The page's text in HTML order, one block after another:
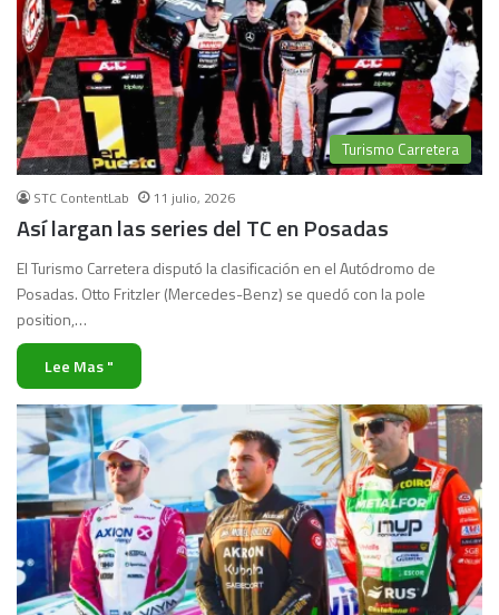
Turismo Carretera
STC ContentLab 11 julio, 2026
Así largan las series del TC en Posadas
El Turismo Carretera disputó la clasificación en el Autódromo de
Posadas. Otto Fritzler (Mercedes-Benz) se quedó con la pole
position,…
Lee Mas "